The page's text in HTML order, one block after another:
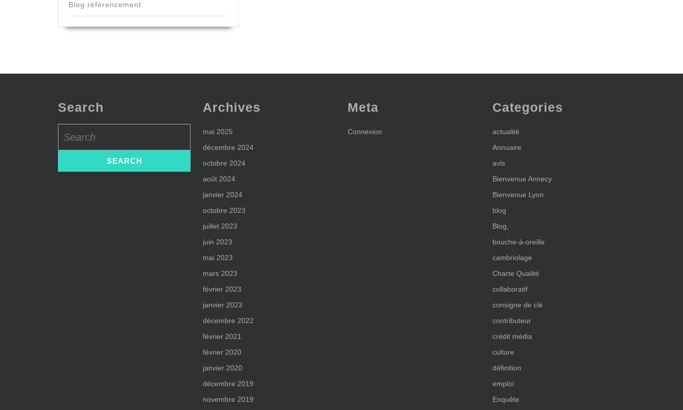
Blog référencement
Search
for:
Archives
mai 2025
décembre 2024
octobre 2024
août 2024
janvier 2024
octobre 2023
juillet 2023
juin 2023
mai 2023
mars 2023
février 2023
janvier 2023
décembre 2022
février 2021
février 2020
janvier 2020
décembre 2019
novembre 2019
Meta
Connexion
Categories
actualité
Annuaire
avis
Bienvenue Annecy
Bienvenue Lyon
blog
Blog,
bouche-à-oreille
cambriolage
Charte Qualité
collaboratif
consigne de clé
contributeur
crédit média
culture
définition
emploi
Enquête